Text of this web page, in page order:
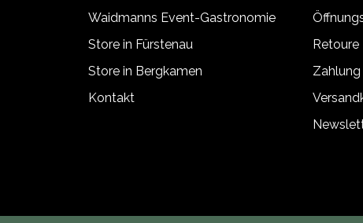
Waidmanns Event-Gastronomie
Store in Fürstenau
Store in Bergkamen
Kontakt
Retoure
Zahlung